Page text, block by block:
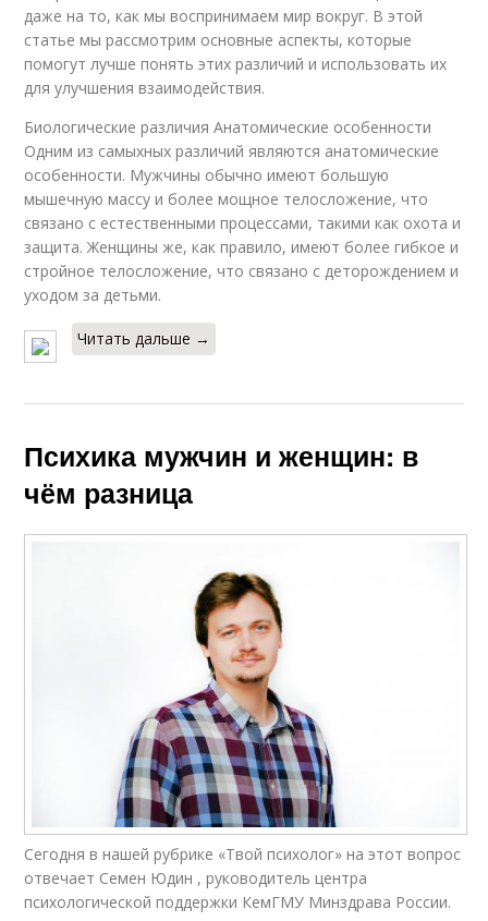
даже на то, как мы воспринимаем мир вокруг. В этой
статье мы рассмотрим основные аспекты, которые
помогут лучше понять этих различий и использовать их
для улучшения взаимодействия.
Биологические различия Анатомические особенности
Одним из самыхных различий являются анатомические
особенности. Мужчины обычно имеют большую
мышечную массу и более мощное телосложение, что
связано с естественными процессами, такими как охота и
защита. Женщины же, как правило, имеют более гибкое и
стройное телосложение, что связано с деторождением и
уходом за детьми.
Читать дальше →
Психика мужчин и женщин: в
чём разница
Сегодня в нашей рубрике «Твой психолог» на этот вопрос
отвечает Семен Юдин , руководитель центра
психологической поддержки КемГМУ Минздрава России.